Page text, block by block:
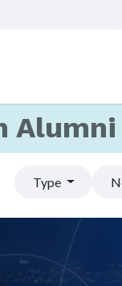
Alumni
Type